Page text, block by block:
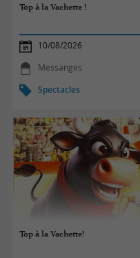
Top à la Vachette !
10/08/2026
Messanges
Spectacles
Top à la Vachette!